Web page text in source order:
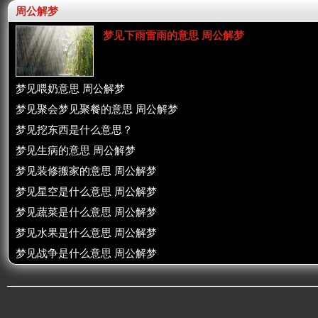
周公解梦
梦见下雨雷雨的意思 周公解梦
梦见喂奶意思 周公解梦
梦见聚会梦见聚餐的意思 周公解梦
梦见挖东西是什么意思？
梦见生病的意思 周公解梦
梦见装修搬家的意思 周公解梦
梦见星空是什么意思 周公解梦
梦见蔬菜是什么意思 周公解梦
梦见水果是什么意思 周公解梦
梦见战争是什么意思 周公解梦